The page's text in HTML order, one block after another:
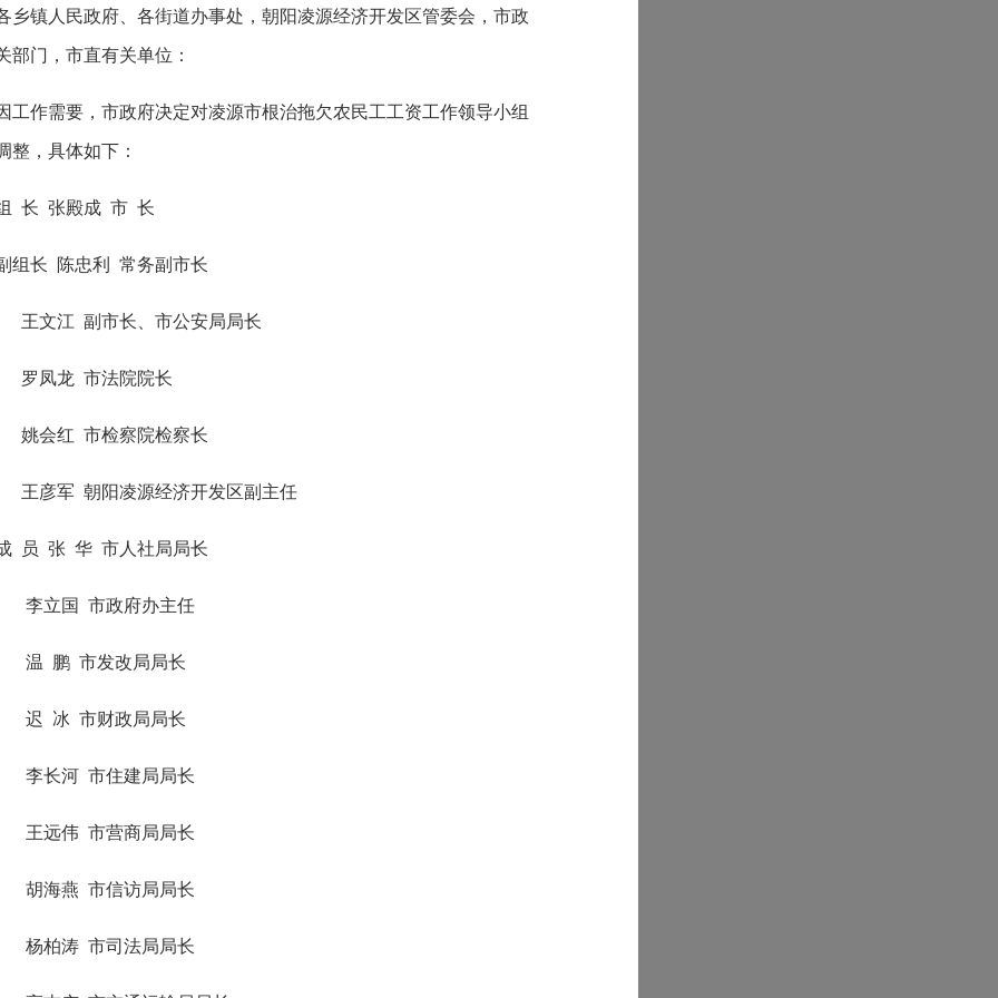
乡镇人民政府、各街道办事处，朝阳凌源经济开发区管委会，市政
部门，市直有关单位：
工作需要，市政府决定对凌源市根治拖欠农民工工资工作领导小组
整，具体如下：
长 张殿成 市 长
组长 陈忠利 常务副市长
王文江 副市长、市公安局局长
罗凤龙 市法院院长
姚会红 市检察院检察长
王彦军 朝阳凌源经济开发区副主任
员 张 华 市人社局局长
李立国 市政府办主任
温 鹏 市发改局局长
迟 冰 市财政局局长
李长河 市住建局局长
王远伟 市营商局局长
胡海燕 市信访局局长
杨柏涛 市司法局局长